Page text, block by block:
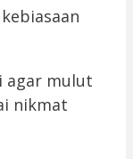
agar mulut
nikmat